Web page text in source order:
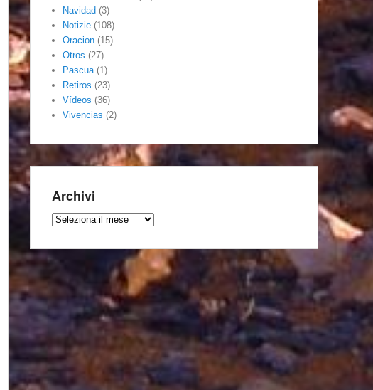
Navidad (3)
Notizie (108)
Oracion (15)
Otros (27)
Pascua(1)
Retiros (23)
Vídeos (36)
Vivencias (2)
Archivi
Archivi